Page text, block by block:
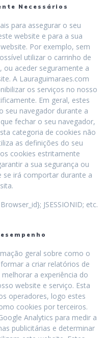
Necessários
para assegurar o seu
website e para a sua
Por exemplo, sem
utilizar o carrinho de
aceder seguramente a
A Lauraguimaraes.com
os serviços no nosso
Em geral, estes
seu navegador durante a
fechar o seu navegador,
categoria de cookies não
as definições do seu
cookies estritamente
a sua segurança ou
irá comportar durante a
JSESSIONID; etc.
geral sobre como o
a criar relatórios de
a experiência do
website e serviço. Esta
operadores, logo estes
cookies por terceiros.
Analytics para medir a
publicitárias e determinar